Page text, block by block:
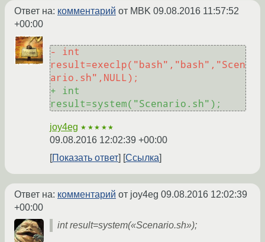
Ответ на: комментарий от MBK 09.08.2016 11:57:52
+00:00
- int
result=execlp("bash","bash","Scen
ario.sh",NULL);
+ int
result=system("Scenario.sh");
joy4eg ★★★★★
09.08.2016 12:02:39 +00:00
Показать ответ
Ссылка
Ответ на: комментарий от joy4eg 09.08.2016 12:02:39
+00:00
int result=system(«Scenario.sh»);